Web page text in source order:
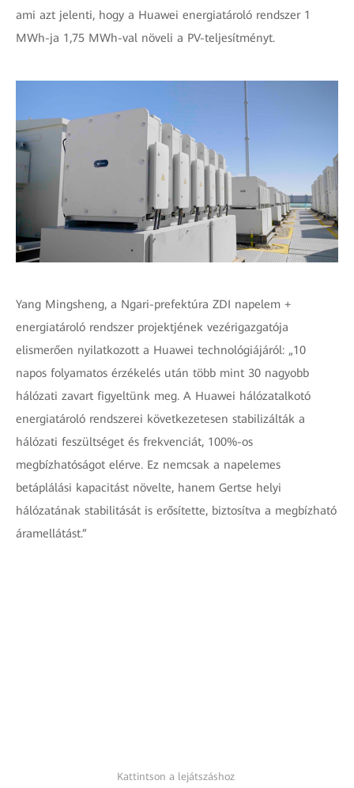
ami azt jelenti, hogy a Huawei energiatároló rendszer 1
MWh-ja 1,75 MWh-val növeli a PV-teljesítményt.
Yang Mingsheng, a Ngari-prefektúra ZDI napelem +
energiatároló rendszer projektjének vezérigazgatója
elismerően nyilatkozott a Huawei technológiájáról: „10
napos folyamatos érzékelés után több mint 30 nagyobb
hálózati zavart figyeltünk meg. A Huawei hálózatalkotó
energiatároló rendszerei következetesen stabilizálták a
hálózati feszültséget és frekvenciát, 100%-os
megbízhatóságot elérve. Ez nemcsak a napelemes
betáplálási kapacitást növelte, hanem Gertse helyi
hálózatának stabilitását is erősítette, biztosítva a megbízható
áramellátást.”
Kattintson a lejátszáshoz